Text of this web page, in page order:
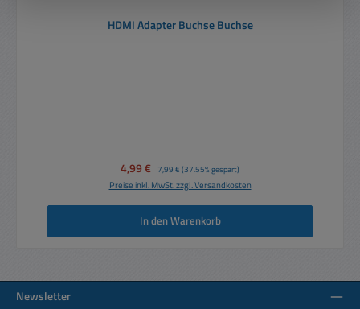
HDMI Adapter Buchse Buchse
Verkaufspreis:
4,99 € Regulärer Preis:
7,99 € (37.55% gespart)
Preise inkl. MwSt. zzgl. Versandkosten
In den Warenkorb
Newsletter